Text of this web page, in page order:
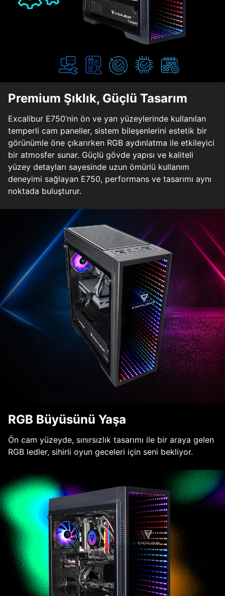
Premium Şıklık, Güçlü Tasarım
Excalibur E750’nin ön ve yan yüzeylerinde kullanılan
temperli cam paneller, sistem bileşenlerini estetik bir
görünümle öne çıkarırken RGB aydınlatma ile etkileyici
bir atmosfer sunar. Güçlü gövde yapısı ve kaliteli
yüzey detayları sayesinde uzun ömürlü kullanım
deneyimi sağlayan E750, performans ve tasarımı aynı
noktada buluşturur.
RGB Büyüsünü Yaşa
Ön cam yüzeyde, sınırsızlık tasarımı ile bir araya gelen
RGB ledler, sihirli oyun geceleri için seni bekliyor.